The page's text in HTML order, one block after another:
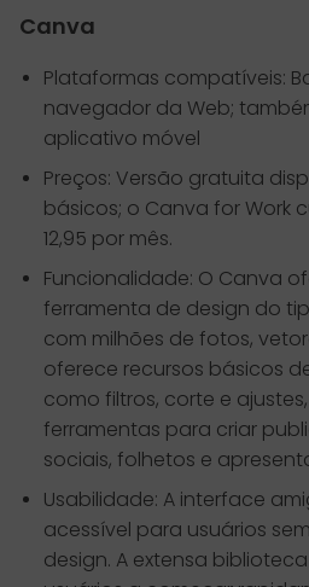
Canva
Plataformas compatíveis:
navegador da Web;
aplicativo móvel
Preços: Versão gratuita
básicos; o Canva for Work
12,95 por mês.
Funcionalidade: O Canva
ferramenta de design do
com milhões de fotos,
oferece recursos básicos
como filtros, corte e
ferramentas para criar
sociais, folhetos e
Usabilidade: A interface
acessível para usuários
design. A extensa